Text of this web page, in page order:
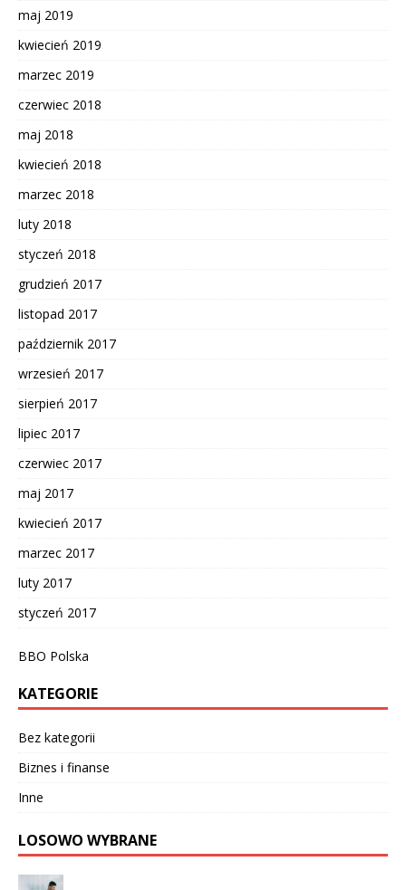
maj 2019
kwiecień 2019
marzec 2019
czerwiec 2018
maj 2018
kwiecień 2018
marzec 2018
luty 2018
styczeń 2018
grudzień 2017
listopad 2017
październik 2017
wrzesień 2017
sierpień 2017
lipiec 2017
czerwiec 2017
maj 2017
kwiecień 2017
marzec 2017
luty 2017
styczeń 2017
BBO Polska
KATEGORIE
Bez kategorii
Biznes i finanse
Inne
LOSOWO WYBRANE